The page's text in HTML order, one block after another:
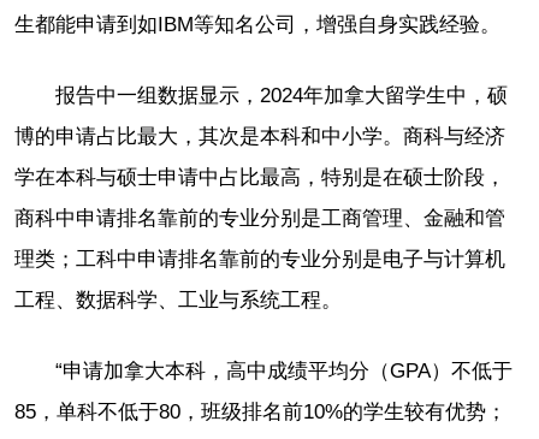
生都能申请到如IBM等知名公司，增强自身实践经验。
报告中一组数据显示，2024年加拿大留学生中，硕
博的申请占比最大，其次是本科和中小学。商科与经济
学在本科与硕士申请中占比最高，特别是在硕士阶段，
商科中申请排名靠前的专业分别是工商管理、金融和管
理类；工科中申请排名靠前的专业分别是电子与计算机
工程、数据科学、工业与系统工程。
“申请加拿大本科，高中成绩平均分（GPA）不低于
85，单科不低于80，班级排名前10%的学生较有优势；